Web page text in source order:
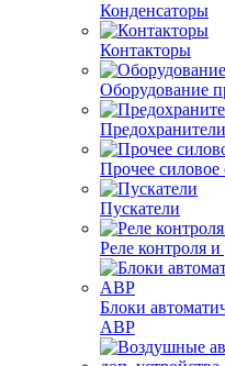
Конденсаторы
Контакторы
Оборудование
Прочее силовое
Пускатели
Реле контроля
Блоки
АВР